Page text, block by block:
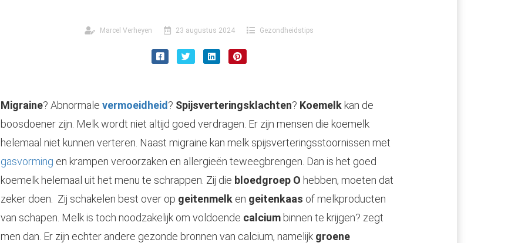
Marcel Verheyen 23 augustus 2024 Gezondheidstips
Migraine? Abnormale vermoeidheid ? Spijsverteringsklachten? Koemelkkan de
boosdoener zijn. Melk wordt niet altijd goed verdragen. Er zijn mensen die koemelk
helemaal niet kunnen verteren. Naast migraine kan melk spijsverteringsstoornissen met
gasvorming en krampen veroorzaken en allergieën teweegbrengen. Dan is het goed
koemelk helemaal uit het menu te schrappen. Zij die bloedgroep O hebben, moeten dat
zeker doen. Zij schakelen best over op geitenmelken geitenkaas of melkproducten
van schapen. Melk is toch noodzakelijk om voldoende calcium binnen te krijgen? zegt
men dan. Er zijn echter andere gezonde bronnen van calcium, namelijk groene